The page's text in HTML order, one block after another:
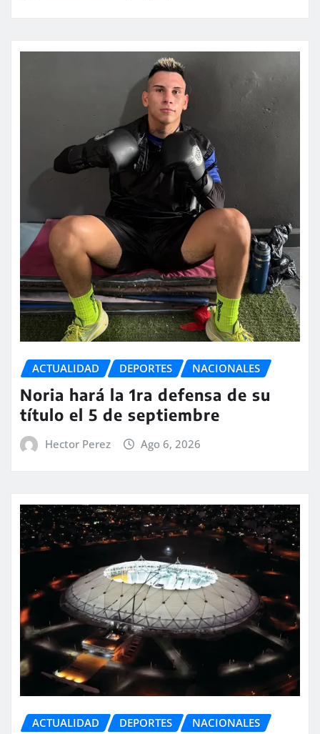
ACTUALIDAD DEPORTES NACIONALES
Noria hará la 1ra defensa de su
título el 5 de septiembre
Hector Perez Ago 6, 2026
ACTUALIDAD DEPORTES NACIONALES